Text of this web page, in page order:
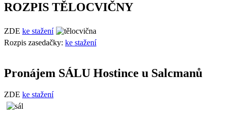
ROZPIS TĚLOCVIČNY
ZDE ke stažení
Rozpis zasedačky: ke stažení
Pronájem SÁLU Hostince u Salcmanů
ZDE ke stažení